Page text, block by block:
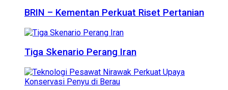
BRIN – Kementan Perkuat Riset Pertanian
Tiga Skenario Perang Iran